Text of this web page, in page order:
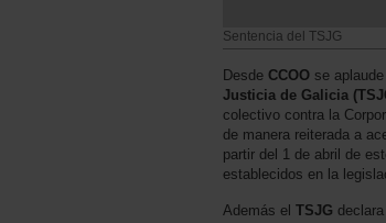
Sentencia del TSJG
Desde CCOO se
Justicia de Galicia
colectivo contra la
de manera reiterada a
partir del 1 de abril de
establecidos en la
Además el TSJG